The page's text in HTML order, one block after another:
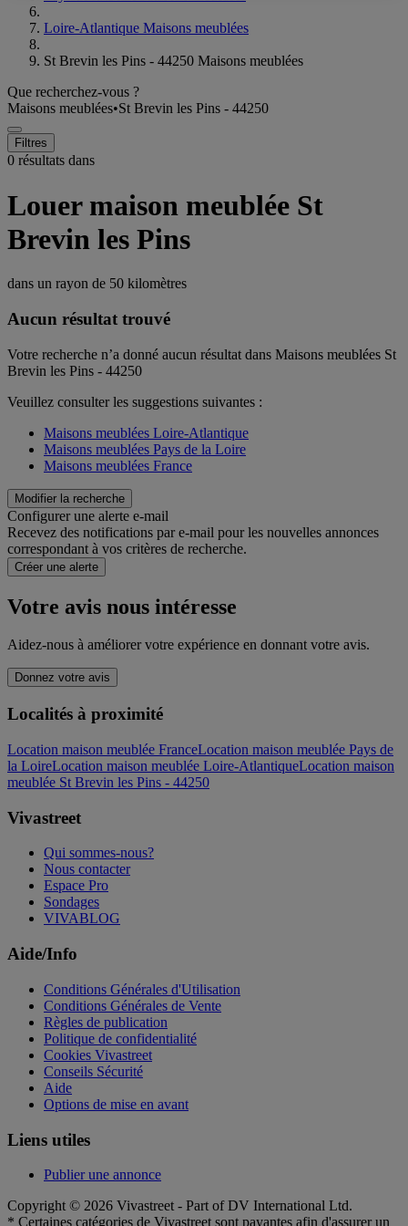
Loire-Atlantique Maisons meublées
St Brevin les Pins - 44250 Maisons meublées
Que recherchez-vous ?
Maisons meublées•St Brevin les Pins - 44250
Filtres
0 résultats dans
Louer maison meublée St
Brevin les Pins
dans un rayon de 50 kilomètres
Aucun résultat trouvé
Votre recherche n’a donné aucun résultat dans Maisons meublées St
Brevin les Pins - 44250
Veuillez consulter les suggestions suivantes :
Maisons meublées Loire-Atlantique
Maisons meublées Pays de la Loire
Maisons meublées France
Modifier la recherche
Configurer une alerte e-mail
Recevez des notifications par e-mail pour les nouvelles annonces
correspondant à vos critères de recherche.
Créer une alerte
Votre avis nous intéresse
Aidez-nous à améliorer votre expérience en donnant votre avis.
Donnez votre avis
Localités à proximité
Location maison meublée FranceLocation maison meublée Pays de
la LoireLocation maison meublée Loire-AtlantiqueLocation maison
meublée St Brevin les Pins - 44250
Vivastreet
Qui sommes-nous?
Nous contacter
Espace Pro
Sondages
VIVABLOG
Aide/Info
Conditions Générales d'Utilisation
Conditions Générales de Vente
Règles de publication
Politique de confidentialité
Cookies Vivastreet
Conseils Sécurité
Aide
Options de mise en avant
Liens utiles
Publier une annonce
Copyright © 2026 Vivastreet - Part of DV International Ltd.
* Certaines catégories de Vivastreet sont payantes afin d'assurer un